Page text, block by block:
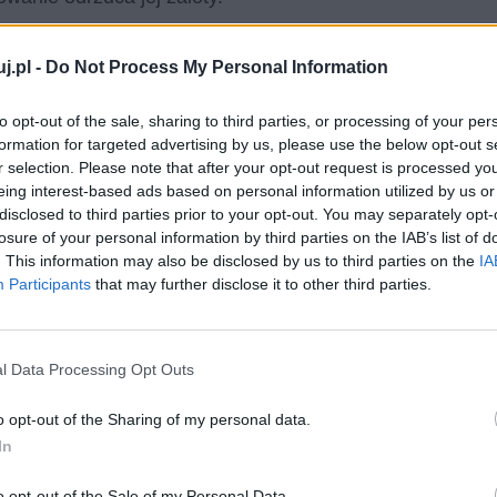
- Do Not Process My Personal Information
opt-out of the sale, sharing to third parties, or processing of your
for targeted advertising by us, please use the below opt-out
selection. Please note that after your opt-out request is processed
interest-based ads based on personal information utilized by us
to third parties prior to your opt-out. You may separately
of your personal information by third parties on the IAB’s list of
This information may also be disclosed by us to third parties on the
Participants that may further disclose it to other third parties.
Data Processing Opt Outs
opt-out of the Sharing of my personal data.
mu się dokuczyć sąsiadowi. Wymyśla, że to
pomysł synowi, lecz ten kategorycznie odmawia i
wobec Klary. Rejent próbuje manipulować
udaje się pozostać w tej kwestii
przezPodstolinę , mężczyzna postanawia użyć
przez Klarę. Ten przybywa do części zamku będącej
go do ślubu z Klarą. Dopiero wówczas okazuje
Wacław Milczek i Klara Raptusiewiczówna stają
który staje się przyczynkiem do zażegnania